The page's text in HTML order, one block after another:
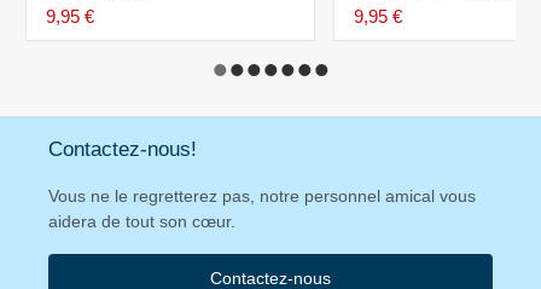
9,95 € 9,95 €
Contactez-nous!
Vous ne le regretterez pas, notre personnel amical vous
aidera de tout son cœur.
Contactez-nous